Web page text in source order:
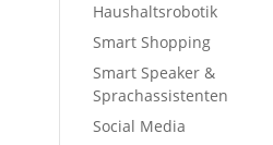
Haushaltsrobotik
Smart Shopping
Smart Speaker &
Sprachassistenten
Social Media